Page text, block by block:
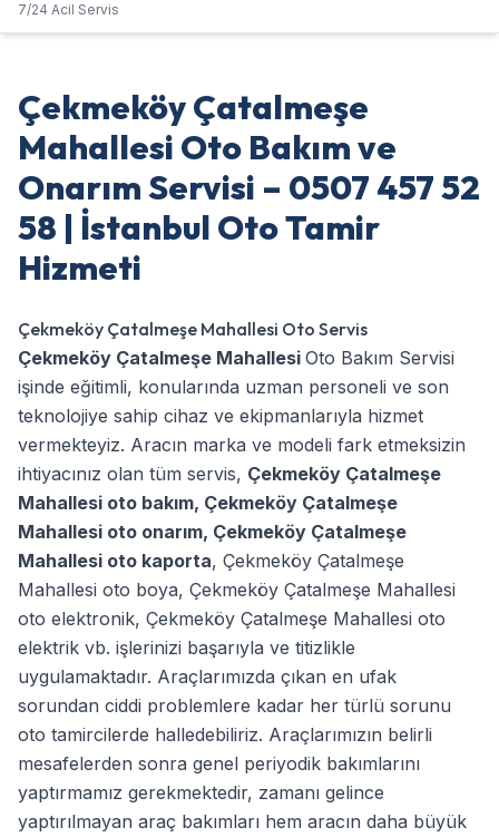
7/24 Acil Servis
Çekmeköy Çatalmeşe
Mahallesi Oto Bakım ve
Onarım Servisi – 0507 457 52
58 | İstanbul Oto Tamir
Hizmeti
Çekmeköy Çatalmeşe Mahallesi Oto Servis
Çekmeköy Çatalmeşe Mahallesi Oto Bakım Servisi
işinde eğitimli, konularında uzman personeli ve son
teknolojiye sahip cihaz ve ekipmanlarıyla hizmet
vermekteyiz. Aracın marka ve modeli fark etmeksizin
ihtiyacınız olan tüm servis, Çekmeköy Çatalmeşe
Mahallesi oto bakım, Çekmeköy Çatalmeşe
Mahallesi oto onarım, Çekmeköy Çatalmeşe
Mahallesi oto kaporta, Çekmeköy Çatalmeşe
Mahallesi oto boya, Çekmeköy Çatalmeşe Mahallesi
oto elektronik, Çekmeköy Çatalmeşe Mahallesi oto
elektrik vb. işlerinizi başarıyla ve titizlikle
uygulamaktadır. Araçlarımızda çıkan en ufak
sorundan ciddi problemlere kadar her türlü sorunu
oto tamircilerde halledebiliriz. Araçlarımızın belirli
mesafelerden sonra genel periyodik bakımlarını
yaptırmamız gerekmektedir, zamanı gelince
yaptırılmayan araç bakımları hem aracın daha büyük